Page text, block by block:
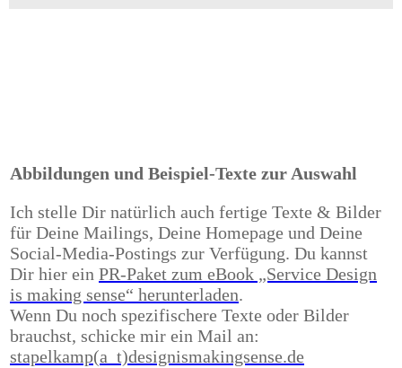
Abbildungen und Beispiel-Texte zur Auswahl
Ich stelle Dir natürlich auch fertige Texte & Bilder
für Deine Mailings, Deine Homepage und Deine
Social-Media-Postings zur Verfügung. Du kannst
Dir hier ein PR-Paket zum eBook „Service Design
is making sense“ herunterladen.
Wenn Du noch spezifischere Texte oder Bilder
brauchst, schicke mir ein Mail an:
stapelkamp(a t)designismakingsense.de